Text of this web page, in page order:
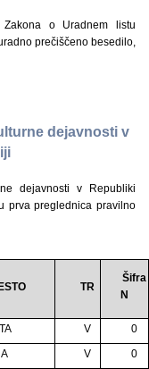
o Uradnem listu
prečiščeno besedilo,
dejavnosti v
dejavnosti v Republiki
prva preglednica pravilno
TR
Šifra
N
V
0
V 0